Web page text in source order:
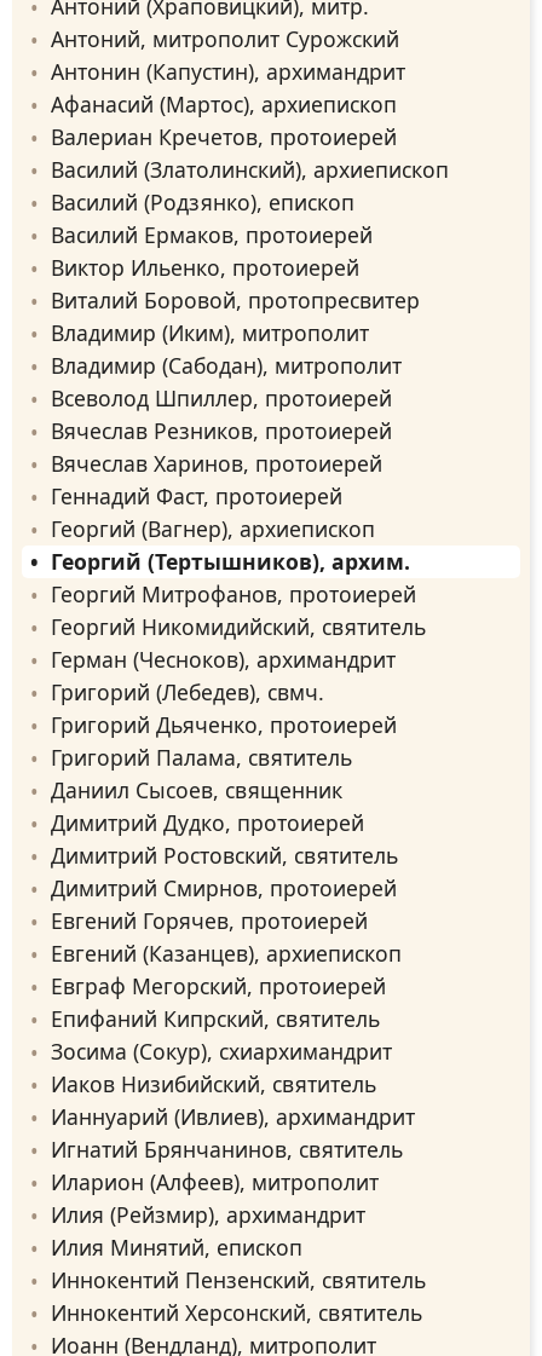
Антоний, митрополит Сурожский
Антонин (Капустин), архимандрит
Афанасий (Мартос), архиепископ
Валериан Кречетов, протоиерей
Василий (Златолинский), архиепископ
Василий (Родзянко), епископ
Василий Ермаков, протоиерей
Виктор Ильенко, протоиерей
Виталий Боровой, протопресвитер
Владимир (Иким), митрополит
Владимир (Сабодан), митрополит
Всеволод Шпиллер, протоиерей
Вячеслав Резников, протоиерей
Вячеслав Харинов, протоиерей
Геннадий Фаст, протоиерей
Георгий (Вагнер), архиепископ
Георгий (Тертышников), архим.
Георгий Митрофанов, протоиерей
Георгий Никомидийский, святитель
Герман (Чесноков), архимандрит
Григорий (Лебедев), свмч.
Григорий Дьяченко, протоиерей
Григорий Палама, святитель
Даниил Сысоев, священник
Димитрий Дудко, протоиерей
Димитрий Ростовский, святитель
Димитрий Смирнов, протоиерей
Евгений Горячев, протоиерей
Евгений (Казанцев), архиепископ
Евграф Мегорский, протоиерей
Епифаний Кипрский, святитель
Зосима (Сокур), схиархимандрит
Иаков Низибийский, святитель
Ианнуарий (Ивлиев), архимандрит
Игнатий Брянчанинов, святитель
Иларион (Алфеев), митрополит
Илия (Рейзмир), архимандрит
Илия Минятий, епископ
Иннокентий Пензенский, святитель
Иннокентий Херсонский, святитель
Иоанн (Вендланд), митрополит